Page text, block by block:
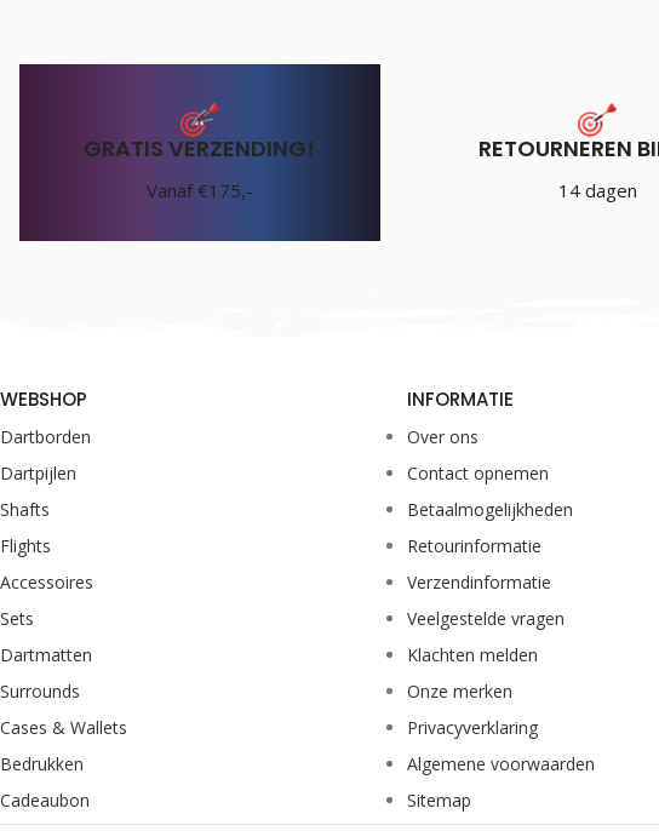
GRATIS VERZENDING!
Vanaf €175,-
RETOURNEREN
14 dagen
WEBSHOP
Dartborden
Dartpijlen
Shafts
Flights
Accessoires
Sets
Dartmatten
Surrounds
Cases & Wallets
Bedrukken
Cadeaubon
INFORMATIE
Over ons
Contact opnemen
Betaalmogelijkheden
Retourinformatie
Verzendinformatie
Veelgestelde vragen
Klachten melden
Onze merken
Privacyverklaring
Algemene voorwaarden
Sitemap